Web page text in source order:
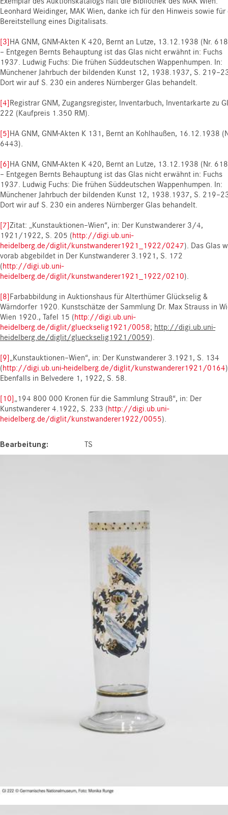
Leonhard Weidinger, MAK Wien, danke ich für den Hinweis sowie für
Bereitstellung eines Digitalisats.
[3]HA GNM, GNM-Akten K 420, Bernt an Lutze, 13.12.1938 (Nr.
– Entgegen Bernts Behauptung ist das Glas nicht erwähnt in: Fuchs
1937. Ludwig Fuchs: Die frühen Süddeutschen Wappenhumpen. In:
Münchener Jahrbuch der bildenden Kunst 12, 1938.1937, S.
Dort wir auf S. 230 ein anderes Nürnberger Glas behandelt.
[4]Registrar GNM, Zugangsregister, Inventarbuch, Inventarkarte zu Gl
222 (Kaufpreis 1.350 RM).
[5]HA GNM, GNM-Akten K 131, Bernt an Kohlhaußen, 16.12.1938
6443).
[6]HA GNM, GNM-Akten K 420, Bernt an Lutze, 13.12.1938 (Nr.
– Entgegen Bernts Behauptung ist das Glas nicht erwähnt in: Fuchs
1937. Ludwig Fuchs: Die frühen Süddeutschen Wappenhumpen. In:
Münchener Jahrbuch der bildenden Kunst 12, 1938.1937, S.
Dort wir auf S. 230 ein anderes Nürnberger Glas behandelt.
[7]Zitat: „Kunstauktionen–Wien“, in: Der Kunstwanderer 3/4,
1921/1922, S. 205 (http://digi.ub.uni-
heidelberg.de/diglit/kunstwanderer1921_1922/0247). Das Glas
vorab abgebildet in Der Kunstwanderer 3.1921, S. 172
(http://digi.ub.uni-
heidelberg.de/diglit/kunstwanderer1921_1922/0210).
[8]Farbabbildung in Auktionshaus für Alterthümer Glückselig &
Wärndorfer 1920. Kunstschätze der Sammlung Dr. Max Strauss in
Wien 1920., Tafel 15 (http://digi.ub.uni-
heidelberg.de/diglit/glueckselig1921/0058; http://digi.ub.uni-
heidelberg.de/diglit/glueckselig1921/0059).
[9]„Kunstauktionen–Wien“, in: Der Kunstwanderer 3.1921, S. 134
(http://digi.ub.uni-heidelberg.de/diglit/kunstwanderer1921/0164
Ebenfalls in Belvedere 1, 1922, S. 58.
[10]„194 800 000 Kronen für die Sammlung Strauß“, in: Der
Kunstwanderer 4.1922, S. 233 (http://digi.ub.uni-
heidelberg.de/diglit/kunstwanderer1922/0055).
Bearbeitung TS